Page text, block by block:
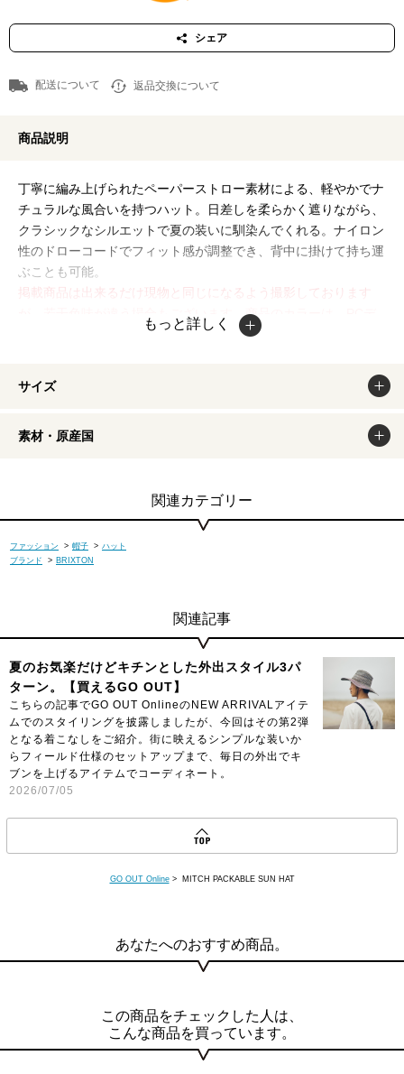
シェア
配送について 返品交換について
商品説明
丁寧に編み上げられたペーパーストロー素材による、軽やかでナ
チュラルな風合いを持つハット。日差しを柔らかく遮りながら、
クラシックなシルエットで夏の装いに馴染んでくれる。ナイロン
性のドローコードでフィット感が調整でき、背中に掛けて持ち運
ぶことも可能。
掲載商品は出来るだけ現物と同じになるよう撮影しております
が、若干色味が違う場合もございます。商品のカラーは、PCデ
ィスプレイの性質上、実際の色と異なって見える場合がございま
もっと詳しく
サイズ
素材・原産国
関連カテゴリー
ファッション > 帽子 > ハット
ブランド
> BRIXTON
関連記事
夏のお気楽だけどキチンとした外出スタイル3パ
ターン。【買えるGO OUT】
こちらの記事でGO OUT OnlineのNEW ARRIVALアイテ
ムでのスタイリングを披露しましたが、今回はその第2弾
となる着こなしをご紹介。街に映えるシンプルな装いか
らフィールド仕様のセットアップまで、毎日の外出でキ
ブンを上げるアイテムでコーディネート。
2026/07/05
GO OUT Online> MITCH PACKABLE SUN HAT
あなたへのおすすめ商品。
この商品をチェックした人は、
こんな商品を買っています。